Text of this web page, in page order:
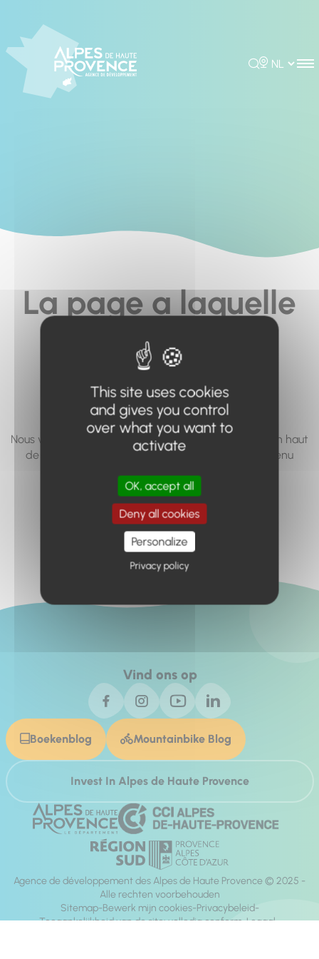
Rechercher
Choisir la
La page a laquelle
vous cherchez à
accéder n'existe
pas... ou plus.
Nous vous invitons à utiliser le moteur de recherche en haut
de page, ou à utiliser le menu pour trouver le contenu
Retour à l'accueil
Vind ons op
Boekenblog Mountainbike Blog
Invest In Alpes de Haute Provence
Agence de développement des Alpes de Haute Provence © 2025 -
Alle rechten voorbehouden
Sitemap Bewerk mijn cookies Privacybeleid
Toegankelijkheid van de site: volledig conform Legaal
This site uses cookies
and gives you control
over what you want to
activate
OK, accept all
Deny all cookies
Personalize
Privacy policy